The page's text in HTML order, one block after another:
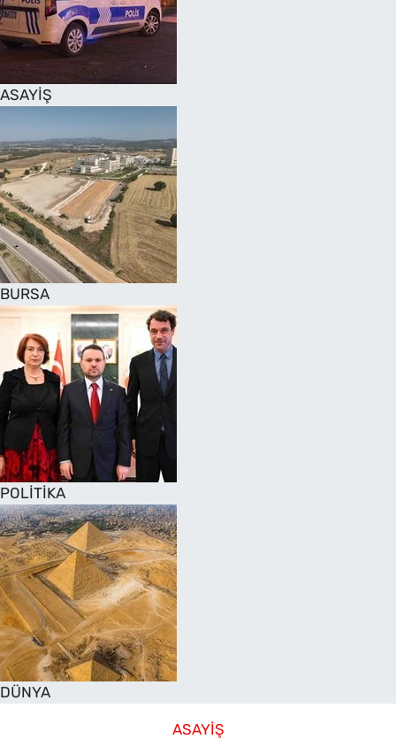
ASAYİŞ
BURSA
POLİTİKA
DÜNYA
ASAYİŞ
SAĞLIK
TV REHBERİ